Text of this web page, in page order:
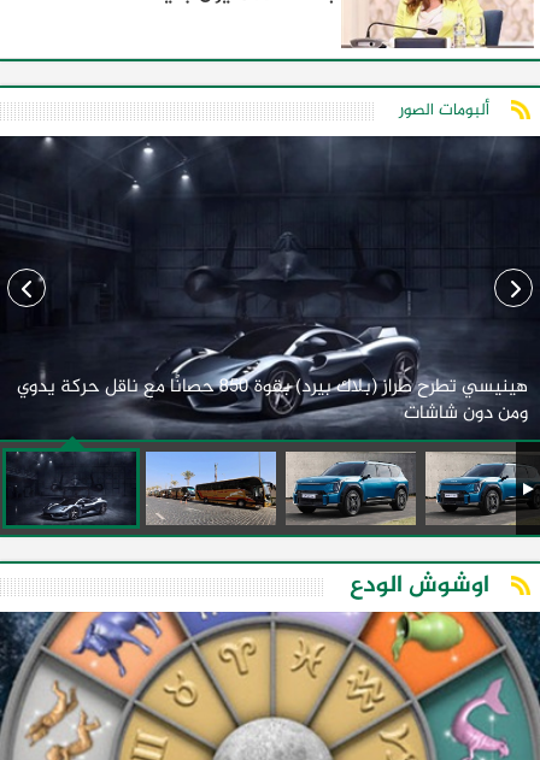
ألبومات الصور
هينيسي تطرح طراز (بلاك بيرد) بقوة 850 حصانًا مع ناقل حركة يدوي
ومن دون شاشات
اوشوش الودع